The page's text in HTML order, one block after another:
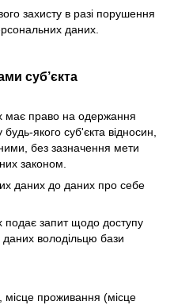
захисту в разі порушення
даних.
суб’єкта
має право на одержання
якого суб'єкта відносин,
без зазначення мети
законом.
даних до даних про себе
подає запит щодо доступу
володільцю бази
місце проживання (місце